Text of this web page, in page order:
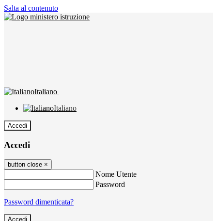
Salta al contenuto
Italiano
Italiano
Accedi
Accedi
button close ×
Nome Utente
Password
Password dimenticata?